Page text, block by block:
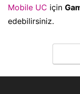
Mobile UC için
edebilirsiniz.